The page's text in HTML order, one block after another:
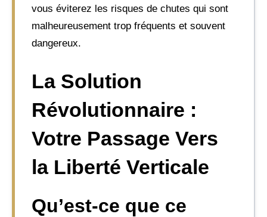
vous éviterez les risques de chutes qui sont
malheureusement trop fréquents et souvent
dangereux.
La Solution
Révolutionnaire :
Votre Passage Vers
la Liberté Verticale
Qu’est-ce que ce